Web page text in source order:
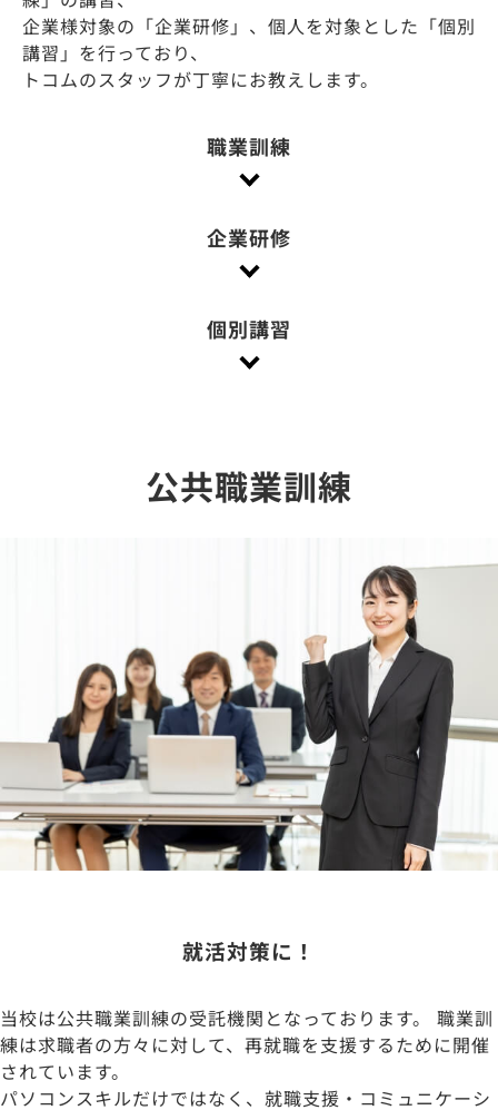
企業様対象の「企業研修」、個人を対象とした「個別
講習」を行っており、
トコムのスタッフが丁寧にお教えします。
職業訓練
企業研修
個別講習
公共職業訓練
就活対策に！
当校は公共職業訓練の受託機関となっております。 職業訓
練は求職者の方々に対して、再就職を支援するために開催
されています。
パソコンスキルだけではなく、就職支援・コミュニケーシ